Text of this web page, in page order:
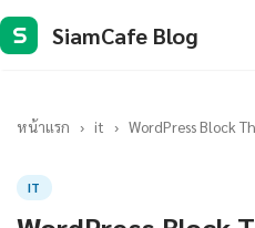
S SiamCafe Blog
หน้าแรก › it › WordPress Block
IT